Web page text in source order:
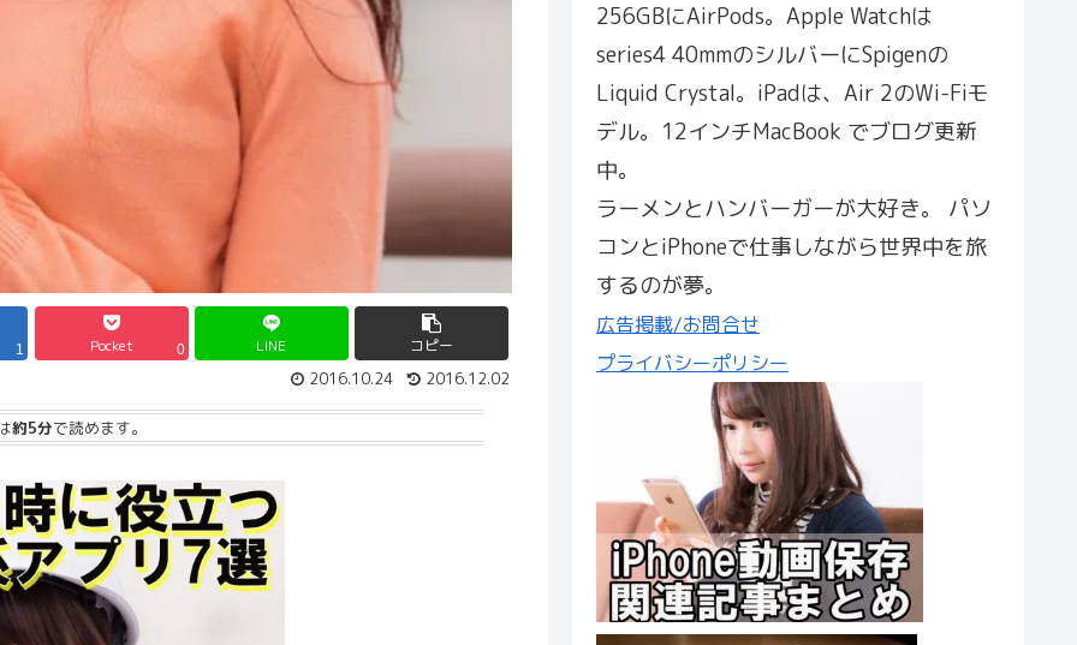
1 Pocket 0 LINE コピー
2016.12.02
2016.10.24
約5分で読めます。
256GBにAirPods。Apple Watchは
series4 40mmのシルバーにSpigenの
Liquid Crystal。iPadは、Air 2のWi-Fiモ
デル。12インチMacBook でブログ更新
中。
ラーメンとハンバーガーが大好き。 パソ
コンとiPhoneで仕事しながら世界中を旅
するのが夢。
広告掲載/お問合せ
プライバシーポリシー